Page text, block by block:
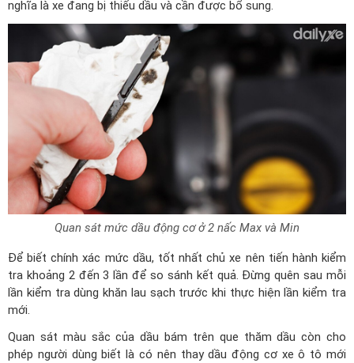
nghĩa là xe đang bị thiếu dầu và cần được bổ sung.
Quan sát mức dầu động cơ ở 2 nấc Max và Min
Để biết chính xác mức dầu, tốt nhất chủ xe nên tiến hành kiểm
tra khoảng 2 đến 3 lần để so sánh kết quả. Đừng quên sau mỗi
lần kiểm tra dùng khăn lau sạch trước khi thực hiện lần kiểm tra
mới.
Quan sát màu sắc của dầu bám trên que thăm dầu còn cho
phép người dùng biết là có nên thay dầu động cơ xe ô tô mới